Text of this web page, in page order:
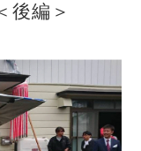
後編＞